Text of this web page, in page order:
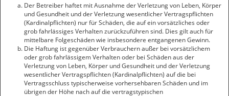
Der Betreiber haftet mit Ausnahme der Verletzung von Leben, Körper
und Gesundheit und der Verletzung wesentlicher Vertragspflichten
(Kardinalpflichten) nur für Schäden, die auf ein vorsätzliches oder
grob fahrlässiges Verhalten zurückzuführen sind. Dies gilt auch für
mittelbare Folgeschäden wie insbesondere entgangenen Gewinn.
Die Haftung ist gegenüber Verbrauchern außer bei vorsätzlichem
oder grob fahrlässigem Verhalten oder bei Schäden aus der
Verletzung von Leben, Körper und Gesundheit und der Verletzung
wesentlicher Vertragspflichten (Kardinalpflichten) auf die bei
Vertragsschluss typischerweise vorhersehbaren Schäden und im
übrigen der Höhe nach auf die vertragstypischen